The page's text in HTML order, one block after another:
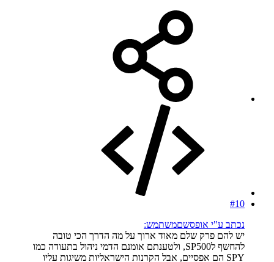
#10
נכתב ע"י אופסשםמשתמש:
יש להם פרק שלם מאוד ארוך על מה הדרך הכי טובה
להחשף לSP500, ולטענתם אומנם הדמי ניהול בתעודה כמו
SPY הם אפסיים, אבל הקרנות הישראליות משיגות עליו